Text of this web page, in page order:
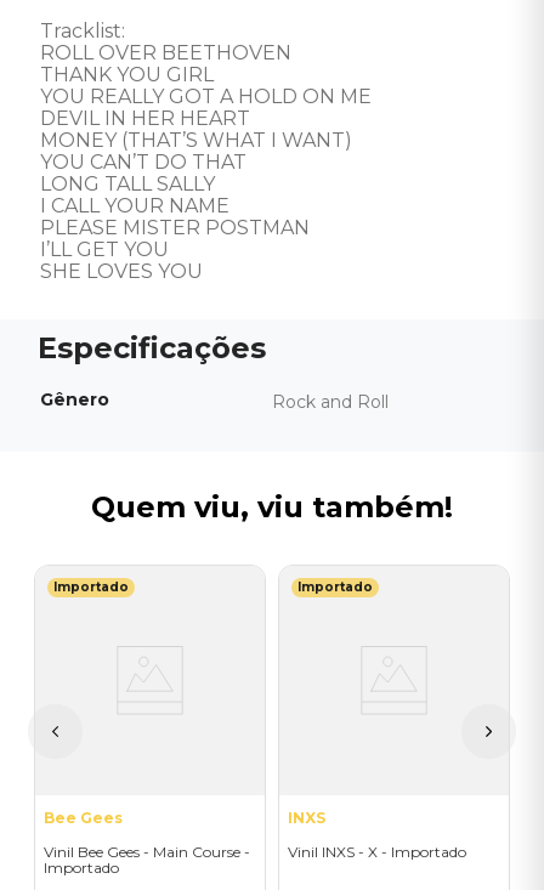
Tracklist:
ROLL OVER BEETHOVEN
THANK YOU GIRL
YOU REALLY GOT A HOLD ON ME
DEVIL IN HER HEART
MONEY (THAT’S WHAT I WANT)
YOU CAN’T DO THAT
LONG TALL SALLY
I CALL YOUR NAME
PLEASE MISTER POSTMAN
I’LL GET YOU
SHE LOVES YOU
Gênero Rock and Roll
Quem viu, viu também!
Importado
Bee Gees
Vinil Bee Gees - Main Course -
Importado
Importado
INXS
Vinil INXS - X - Importado